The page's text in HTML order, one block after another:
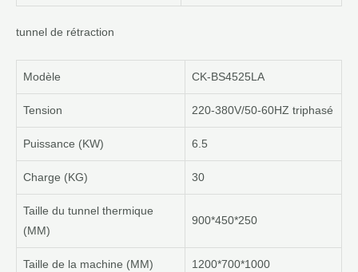
tunnel de rétraction
Modèle CK-BS4525LA
Tension 220-380V/50-60HZ triphasé
Puissance (KW) 6.5
Charge (KG) 30
Taille du tunnel thermique
(MM)
900*450*250
Taille de la machine (MM) 1200*700*1000